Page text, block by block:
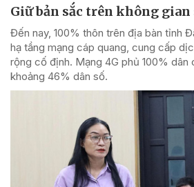
Giữ bản sắc trên không gian
Đến nay, 100% thôn trên địa bàn tỉnh
hạ tầng mạng cáp quang, cung cấp
rộng cố định. Mạng 4G phủ 100% dân
khoảng 46% dân số.